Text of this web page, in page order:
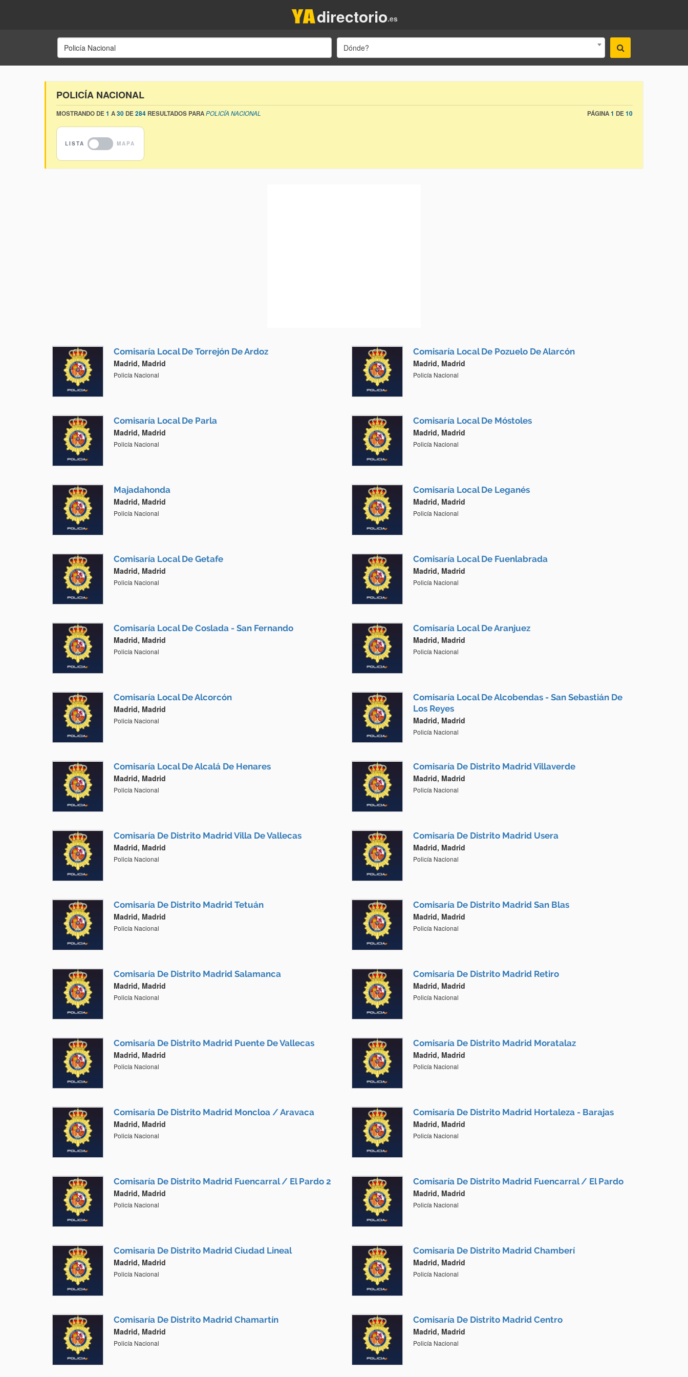
.es
directorio
Dónde?
POLICÍA NACIONAL
MOSTRANDO DE1 A30 DE284 RESULTADOS PARAPOLICÍA NACIONAL PÁGINA1 DE10
Comisaría Local De Torrejón De Ardoz
Madrid, Madrid
Policía Nacional
Comisaría Local De Pozuelo De Alarcón
Madrid, Madrid
Policía Nacional
Comisaría Local De Parla
Madrid, Madrid
Policía Nacional
Comisaría Local De Móstoles
Madrid, Madrid
Policía Nacional
Majadahonda
Madrid, Madrid
Policía Nacional
Comisaría Local De Leganés
Madrid, Madrid
Policía Nacional
Comisaría Local De Getafe
Madrid, Madrid
Policía Nacional
Comisaría Local De Fuenlabrada
Madrid, Madrid
Policía Nacional
Comisaría Local De Coslada - San Fernando
Madrid, Madrid
Policía Nacional
Comisaría Local De Aranjuez
Madrid, Madrid
Policía Nacional
Comisaría Local De Alcorcón
Madrid, Madrid
Policía Nacional
Comisaría Local De Alcobendas - San Sebastián De
Los Reyes
Madrid, Madrid
Policía Nacional
Comisaría Local De Alcalá De Henares
Madrid, Madrid
Policía Nacional
Comisaría De Distrito Madrid Villaverde
Madrid, Madrid
Policía Nacional
Comisaría De Distrito Madrid Villa De Vallecas
Madrid, Madrid
Policía Nacional
Comisaría De Distrito Madrid Usera
Madrid, Madrid
Policía Nacional
Comisaría De Distrito Madrid Tetuán
Madrid, Madrid
Policía Nacional
Comisaría De Distrito Madrid San Blas
Madrid, Madrid
Policía Nacional
Comisaría De Distrito Madrid Salamanca
Madrid, Madrid
Policía Nacional
Comisaría De Distrito Madrid Retiro
Madrid, Madrid
Policía Nacional
Comisaría De Distrito Madrid Puente De Vallecas
Madrid, Madrid
Policía Nacional
Comisaría De Distrito Madrid Moratalaz
Madrid, Madrid
Policía Nacional
Comisaría De Distrito Madrid Moncloa / Aravaca
Madrid, Madrid
Policía Nacional
Comisaría De Distrito Madrid Hortaleza - Barajas
Madrid, Madrid
Policía Nacional
Comisaría De Distrito Madrid Fuencarral / El Pardo 2
Madrid, Madrid
Policía Nacional
Comisaría De Distrito Madrid Fuencarral / El Pardo
Madrid, Madrid
Policía Nacional
Comisaría De Distrito Madrid Ciudad Lineal
Madrid, Madrid
Policía Nacional
Comisaría De Distrito Madrid Chamberí
Madrid, Madrid
Policía Nacional
Comisaría De Distrito Madrid Chamartín
Madrid, Madrid
Policía Nacional
Comisaría De Distrito Madrid Centro
Madrid, Madrid
Policía Nacional